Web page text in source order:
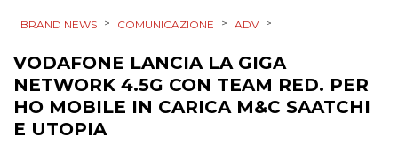
CINEMA
DIGITALE
BRAND NEWS > COMUNICAZIONE > ADV >
VODAFONE LANCIA LA GIGA
NETWORK 4.5G CON TEAM RED. PER
HO MOBILE IN CARICA M&C SAATCHI
E UTOPIA